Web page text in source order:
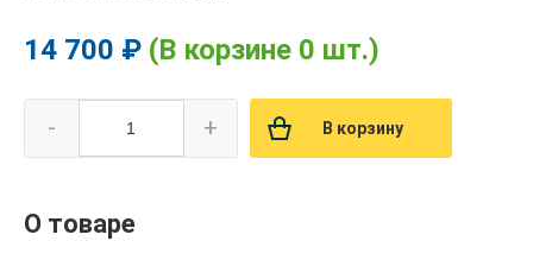
14 700 ₽ (В корзине 0 шт.)
- + В корзину
О товаре